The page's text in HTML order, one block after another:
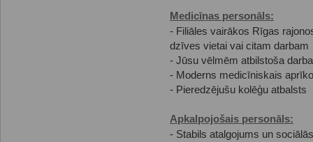
Medicīnas personāls:
- Filiāles vairākos Rīgas
dzīves vietai vai citam darbam
- Jūsu vēlmēm atbilstoša
- Moderns medicīniskais
- Pieredzējušu kolēģu atbalsts
Apkalpojošais personāls:
- Stabils atalgojums un